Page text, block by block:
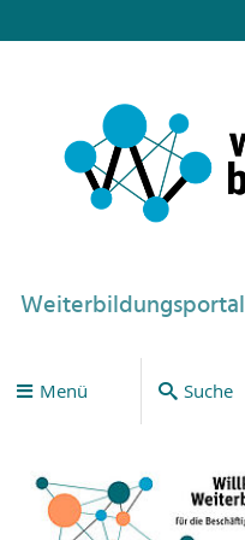
Weiterbildungsportal
Menü Suche